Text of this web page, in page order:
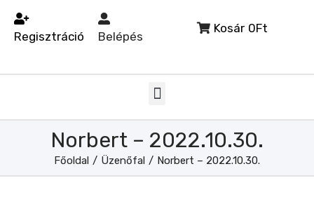
Regisztráció Belépés
Kosár 0Ft
Norbert – 2022.10.30.
Főoldal / Üzenőfal / Norbert – 2022.10.30.